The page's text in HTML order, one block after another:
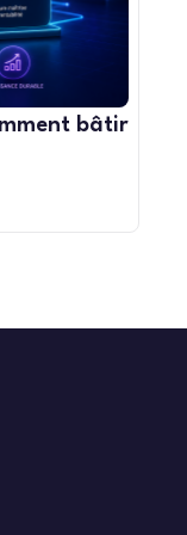
bâtir